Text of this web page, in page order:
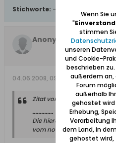
Stichworte: -
Anonymus
04.06.2008, 09:05
Zitat von
Ohrscher 33-46
..............
Die hierueber im rechten
vom noch schwach
Wenn Sie
"
stimmen
unseren
und Cookie-
beschrieben
außerdem an,
Forum
außerhalb
gehostet wird
Erhebung,
Verarbeitung
dem Land, in
gehostet